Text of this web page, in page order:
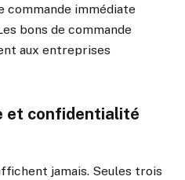
commande immédiate
bons de commande
aux entreprises
et confidentialité
jamais. Seules trois